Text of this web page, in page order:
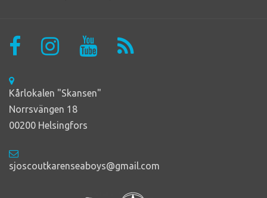
Kårlokalen "Skansen"
Norrsvängen 18
00200 Helsingfors
sjoscoutkarenseaboys@gmail.com